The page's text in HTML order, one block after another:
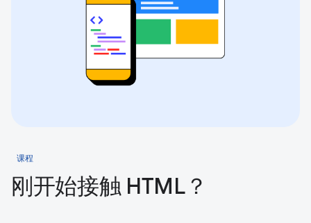
课程
刚开始接触 HTML？